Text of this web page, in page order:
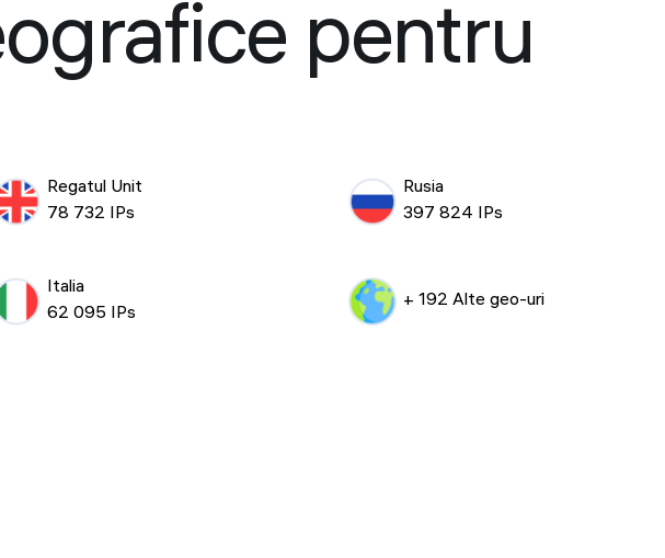
pentru
Regatul Unit
78 732 IPs
Rusia
397 824 IPs
Italia
62 095 IPs
+ 192 Alte geo-uri